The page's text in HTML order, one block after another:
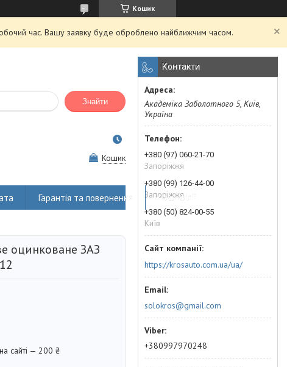
Кошик
час. Вашу заявку буде оброблено найближчим часом.
Знайти
Кошик
Гарантія та повернення Наші філії
оцинковане ЗАЗ
сайті — 200 ₴
Контакти
Академіка Заболотного 5, Київ,
Україна
+380 (97) 060-21-70
Запоріжжя
+380 (99) 126-44-00
Запоріжжя
+380 (50) 824-00-55
Київ
https://krosauto.com.ua/ua/
solokros@gmail.com
+380997970248